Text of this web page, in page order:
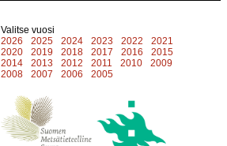
Valitse vuosi
2026
2025 2024 2023 2022
2021
2020
2019 2018 2017 2016
2015
2014
2013 2012 2011 2010
2009
2008
2007 2006 2005